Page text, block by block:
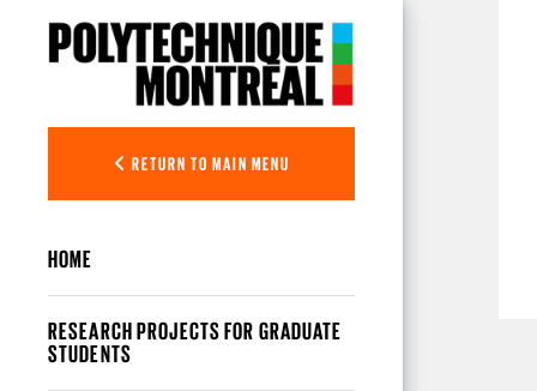
RETURN TO MAIN MENU
HOME
RESEARCH PROJECTS FOR GRADUATE
STUDENTS